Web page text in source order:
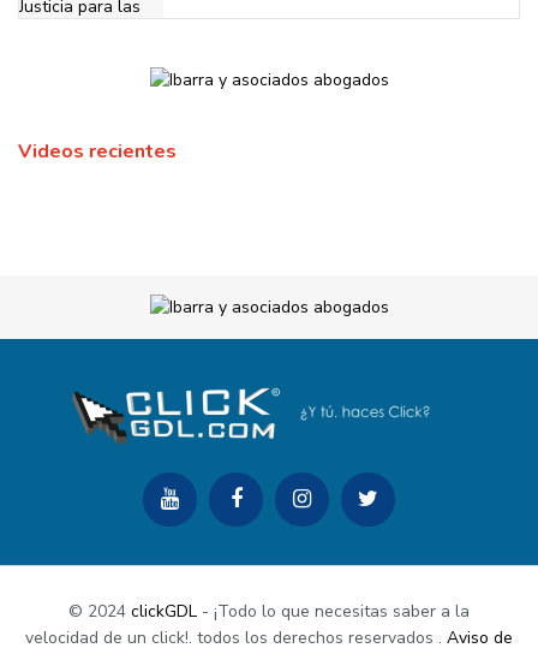
Videos recientes
© 2024 clickGDL - ¡Todo lo que necesitas saber a la
velocidad de un click!. todos los derechos reservados . Aviso de